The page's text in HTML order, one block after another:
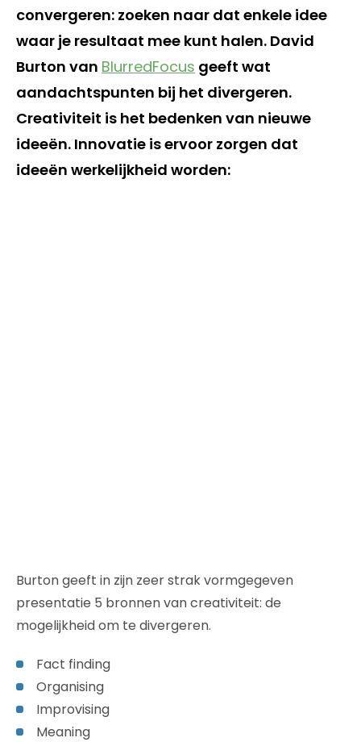
convergeren: zoeken naar dat enkele idee
waar je resultaat mee kunt halen. David
Burton van BlurredFocus geeft wat
aandachtspunten bij het divergeren.
Creativiteit is het bedenken van nieuwe
ideeën. Innovatie is ervoor zorgen dat
ideeën werkelijkheid worden:
Burton geeft in zijn zeer strak vormgegeven
presentatie 5 bronnen van creativiteit: de
mogelijkheid om te divergeren.
Fact finding
Organising
Improvising
Meaning